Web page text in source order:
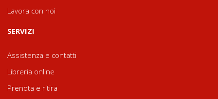
Lavora con noi
SERVIZI
Assistenza e contatti
Libreria online
Prenota e ritira